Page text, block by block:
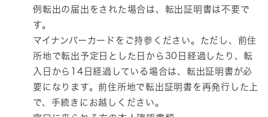
例転出の届出をされた場合は、転出証明書は不要で
す。
マイナンバーカードをご持参ください。ただし、前住
所地で転出予定日とした日から30日経過したり、転
入日から14日経過している場合は、転出証明書が必
要になります。前住所地で転出証明書を再発行した上
で、手続きにお越しください。